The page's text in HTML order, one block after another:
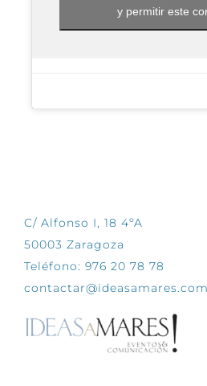
y permitir este
C/ Alfonso I, 18 4ºA
50003 Zaragoza
Teléfono: 976 20 78 78
contactar@ideasamares.com